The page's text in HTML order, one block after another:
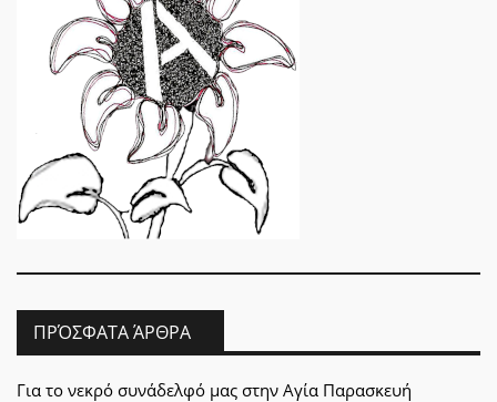
ΠΡΌΣΦΑΤΑ ΆΡΘΡΑ
Για το νεκρό συνάδελφό μας στην Αγία Παρασκευή